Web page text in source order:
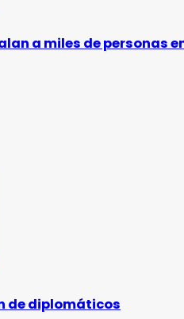
a miles de personas
de diplomáticos